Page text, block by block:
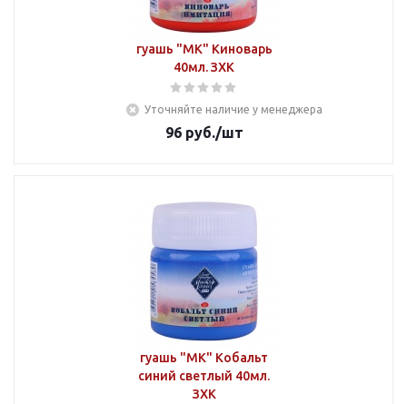
гуашь "МК" Киноварь
40мл. ЗХК
Уточняйте наличие у менеджера
96руб./шт
гуашь "МК" Кобальт
синий светлый 40мл.
ЗХК